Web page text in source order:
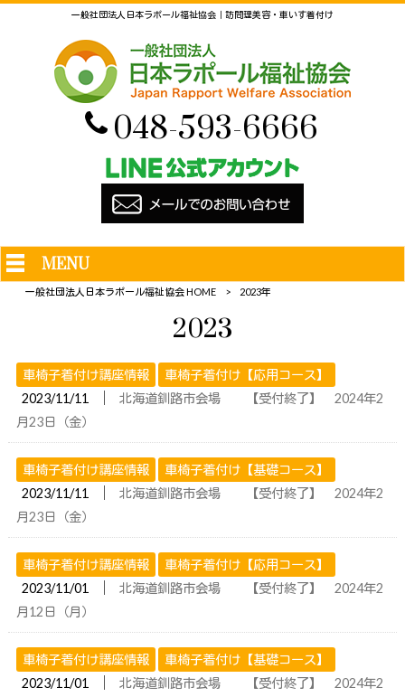
一般社団法人日本ラポール福祉協会｜訪問理美容・車いす着付け
048-593-6666
MENU
一般社団法人日本ラポール福祉協会 HOME > 2023年
2023
車椅子着付け講座情報
車椅子着付け【応用コース】
2023/11/11
北海道釧路市会場 【受付終了】 2024年2
月23日（金）
車椅子着付け講座情報
車椅子着付け【基礎コース】
2023/11/11
北海道釧路市会場 【受付終了】 2024年2
月23日（金）
車椅子着付け講座情報
車椅子着付け【応用コース】
2023/11/01
北海道釧路市会場 【受付終了】 2024年2
月12日（月）
車椅子着付け講座情報
車椅子着付け【基礎コース】
2023/11/01
北海道釧路市会場 【受付終了】 2024年2